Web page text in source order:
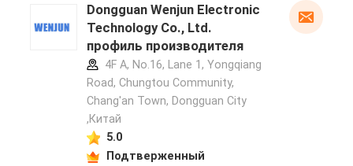
Dongguan Wenjun Electronic
Technology Co., Ltd.
профиль производителя
4F A, No.16, Lane 1, Yongqiang
Road, Chungtou Community,
Chang'an Town, Dongguan City
,Китай
5.0
Подтверженный